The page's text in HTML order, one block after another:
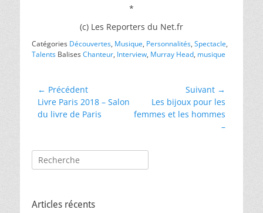
*
(c) Les Reporters du Net.fr
Catégories Découvertes, Musique, Personnalités, Spectacle,
Talents BalisesChanteur, Interview, Murray Head, musique
Navigation
de
l’article
← Précédent
Article
précédent :
Livre Paris 2018 – Salon
du livre de Paris
Suivant →
Article
suivant :
Les bijoux pour les
femmes et les hommes
–
Rechercher :
Articles récents